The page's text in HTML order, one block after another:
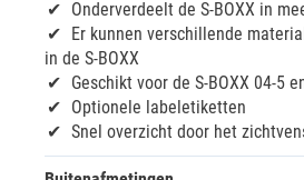
Onderverdeelt de S-BOXX in
Er kunnen verschillende
in de S-BOXX
Geschikt voor de S-BOXX 04-5
Optionele labeletiketten
Snel overzicht door het